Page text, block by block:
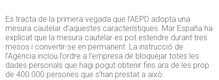
Es tracta de la primera vegada que l’AEPD adopta una
mesura cautelar d’aquestes característiques. Mar España ha
explicat que la mesura cautelar es pot estendre durant tres
mesos i convertir-se en permanent. La instrucció de
l’Agència inclou l’ordre a l’empresa de bloquejar totes les
dades personals que hagi pogut obtenir fins ara de les prop
de 400.000 persones que s’han prestat a això.